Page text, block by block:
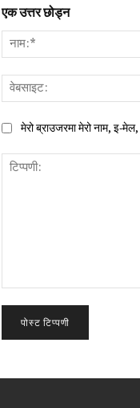
एक उत्तर छोड्न
मेरो ब्राउजरमा मेरो नाम, इ-